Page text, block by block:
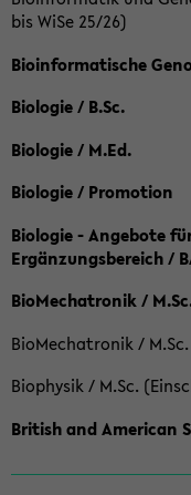
bis WiSe 25/26)
Bioinformatische
Biologie / B.Sc.
Biologie / M.Ed.
Biologie / Promotion
Biologie - Angebote
Ergänzungsbereich /
BioMechatronik /
BioMechatronik /
Biophysik / M.Sc.
British and American